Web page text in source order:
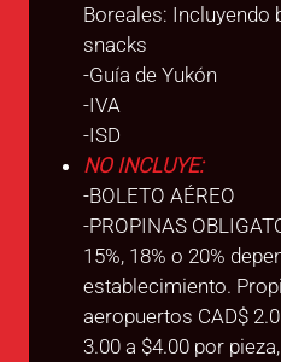
Boreales: Incluyendo
snacks
-Guía de Yukón
-IVA
-ISD
NO INCLUYE:
-BOLETO AÉREO
-PROPINAS
15%, 18% o 20%
establecimiento.
aeropuertos CAD$
3.00 a $4.00 por